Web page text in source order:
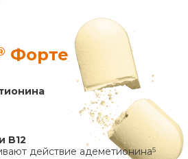
Форте
B12
действие адеметионина5